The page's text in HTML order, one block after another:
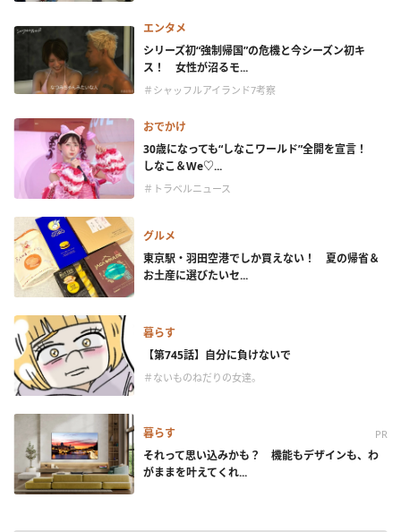
エンタメ
シリーズ初“強制帰国”の危機と今シーズン初キ
ス！ 女性が沼るモ...
＃シャッフルアイランド7考察
おでかけ
30歳になっても“しなこワールド”全開を宣言！
しなこ＆We♡...
＃トラベルニュース
グルメ
東京駅・羽田空港でしか買えない！ 夏の帰省＆
お土産に選びたいセ...
暮らす
【第745話】自分に負けないで
＃ないものねだりの女達。
暮らす PR
それって思い込みかも？ 機能もデザインも、わ
がままを叶えてくれ...